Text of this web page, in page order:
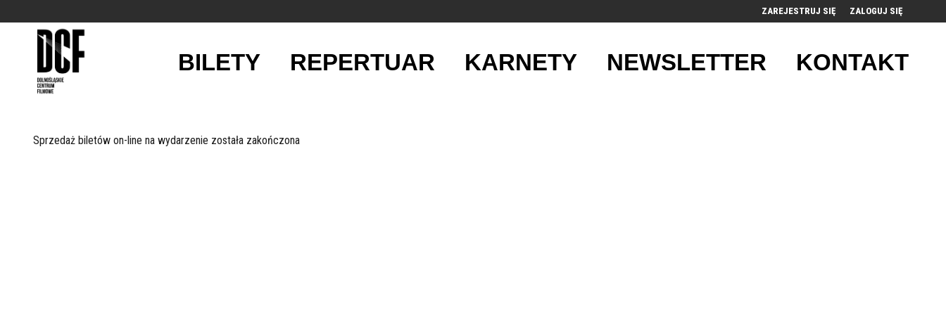
ZAREJESTRUJ SIĘ ZALOGUJ SIĘ
0,00
BILETY REPERTUAR KARNETY NEWSLETTER KONTAKT
Sprzedaż biletów on-line na wydarzenie została zakończona